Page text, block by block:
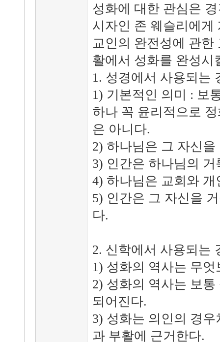
성화에 대한 관심은
시자인 존 웨슬리에게
교인의 완전성에 관한
활에서 성화를 완성시
1. 성경에서 사용되는
1) 기본적인 의미 : 보
하나 꼭 윤리적으로
은 아니다.
2) 하나님은 그 자신
3) 인간은 하나님의
4) 하나님은 교회와
5) 인간은 그 자신을
다.
2. 신학에서 사용되는
1) 성화의 역사는 무
2) 성화의 역사는 보
되어진다.
3) 성화는 의인의 경
과 부활에 근거한다.